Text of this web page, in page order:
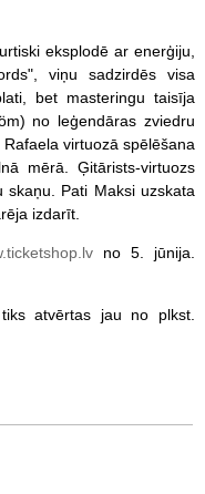
eksplodē ar enerģiju,
viņu sadzirdēs visa
bet masteringu taisīja
no leģendāras zviedru
virtuozā spēlēšana
mērā. Ģitārists-virtuozs
skaņu. Pati Maksi uzskata
izdarīt.
no 5. jūnija.
atvērtas jau no plkst.